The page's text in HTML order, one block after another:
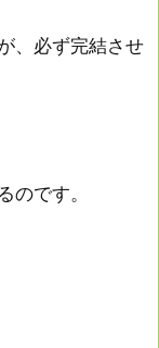
、必ず完結させ
のです。